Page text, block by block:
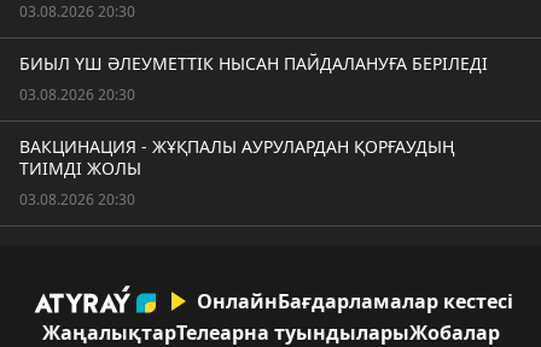
03.08.2026 20:30
БИЫЛ ҮШ ӘЛЕУМЕТТІК НЫСАН ПАЙДАЛАНУҒА БЕРІЛЕДІ
03.08.2026 20:30
ВАКЦИНАЦИЯ - ЖҰҚПАЛЫ АУРУЛАРДАН ҚОРҒАУДЫҢ
ТИІМДІ ЖОЛЫ
03.08.2026 20:30
ОнлайнБағдарламалар кестесі
ЖаңалықтарТелеарна туындыларыЖобалар